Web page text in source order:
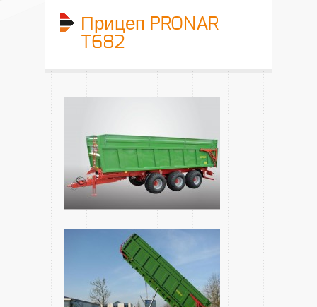
Прицеп PRONAR
T682